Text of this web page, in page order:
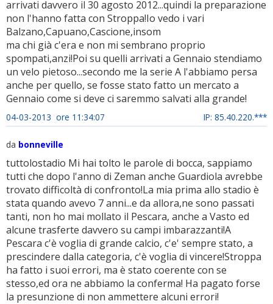
arrivati davvero il 30 agosto 2012...quindi la preparazione
non l'hanno fatta con Stroppa!Io vedo i vari
Balzano,Capuano,Cascione,insom
ma chi già c'era e non mi sembrano proprio
spompati,anzi!Poi su quelli arrivati a Gennaio stendiamo
un velo pietoso...secondo me la serie A l'abbiamo persa
anche per quello, se fosse stato fatto un mercato a
Gennaio come si deve ci saremmo salvati alla grande!
04-03-2013 ore 11:34:07 IP: 85.40.220.***
da bonneville
tuttolostadio Mi hai tolto le parole di bocca, sappiamo
tutti che dopo l'anno di Zeman anche Guardiola avrebbe
trovato difficoltà di confronto!La mia prima allo stadio è
stata quando avevo 7 anni...e da allora,ne sono passati
tanti, non ho mai mollato il Pescara, anche a Vasto ed
alcune trasferte davvero su campi imbarazzanti!A
Pescara c'è voglia di grande calcio, c'e' sempre stato, a
prescindere dalla categoria, c'è voglia di vincere!Stroppa
ha fatto i suoi errori, ma è stato coerente con se
stesso,ed ora ne abbiamo la conferma! Ha pagato forse
la presunzione di non ammettere alcuni errori!